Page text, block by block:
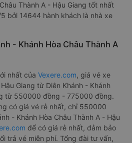
Thành A - Hậu Giang tốt nhất
bởi 14644 hành khách là nhà xe
- Khánh Hòa Châu Thành A
nhất của Vexere.com, giá vé xe
Giang từ Diên Khánh - Khánh
từ 550000 đồng - 775000 đồng.
có giá vé rẻ nhất, chỉ 550000
- Khánh Hòa Châu Thành A - Hậu
để có giá rẻ nhất, đảm bảo
trả vé miễn phí. Tổng đài tư vấn,